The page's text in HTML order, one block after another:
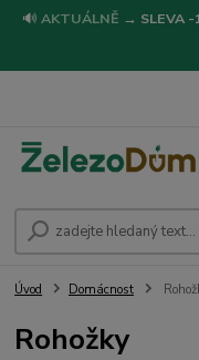
🔊 AKTUÁLNĚ → SLEVA
Úvod Domácnost
Rohožky